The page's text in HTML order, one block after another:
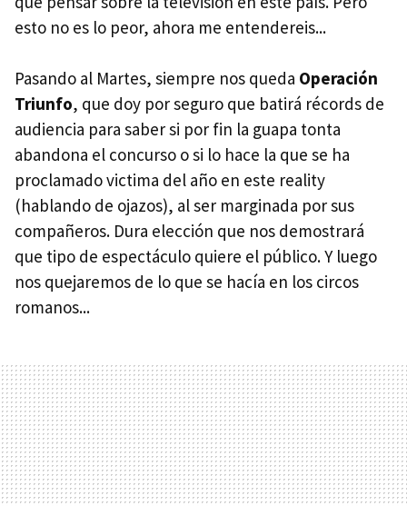
esto no es lo peor, ahora me entendereis...
Pasando al Martes, siempre nos queda Operación
Triunfo, que doy por seguro que batirá récords de
audiencia para saber si por fin la guapa tonta
abandona el concurso o si lo hace la que se ha
proclamado victima del año en este reality
(hablando de ojazos), al ser marginada por sus
compañeros. Dura elección que nos demostrará
que tipo de espectáculo quiere el público. Y luego
nos quejaremos de lo que se hacía en los circos
romanos...